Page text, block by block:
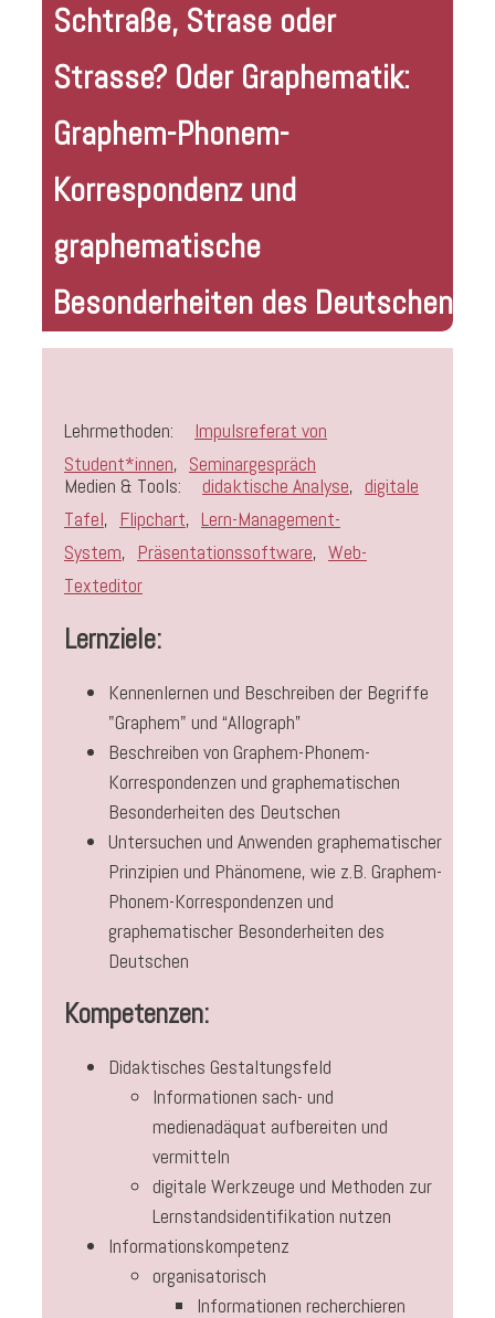
Schtraße, Strase oder
Strasse? Oder Graphematik:
Graphem-Phonem-
Korrespondenz und
graphematische
Besonderheiten des Deutschen
Lehrmethoden:
Impulsreferat von
Student*innen, Seminargespräch
Medien & Tools:
didaktische Analyse, digitale
Tafel, Flipchart, Lern-Management-
System, Präsentationssoftware, Web-
Texteditor
Lernziele:
Kennenlernen und Beschreiben der Begriffe
"Graphem" und “Allograph”
Beschreiben von Graphem-Phonem-
Korrespondenzen und graphematischen
Besonderheiten des Deutschen
Untersuchen und Anwenden graphematischer
Prinzipien und Phänomene, wie z.B. Graphem-
Phonem-Korrespondenzen und
graphematischer Besonderheiten des
Deutschen
Kompetenzen:
Didaktisches Gestaltungsfeld
Informationen sach- und
medienadäquat aufbereiten und
vermitteln
digitale Werkzeuge und Methoden zur
Lernstandsidentifikation nutzen
Informationskompetenz
organisatorisch
Informationen recherchieren